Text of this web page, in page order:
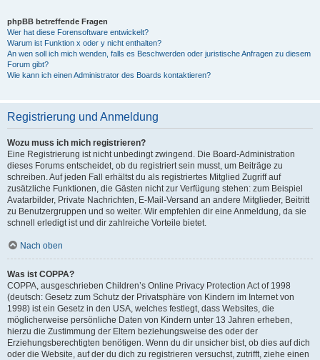
phpBB betreffende Fragen
Wer hat diese Forensoftware entwickelt?
Warum ist Funktion x oder y nicht enthalten?
An wen soll ich mich wenden, falls es Beschwerden oder juristische Anfragen zu diesem
Forum gibt?
Wie kann ich einen Administrator des Boards kontaktieren?
Registrierung und Anmeldung
Wozu muss ich mich registrieren?
Eine Registrierung ist nicht unbedingt zwingend. Die Board-Administration
dieses Forums entscheidet, ob du registriert sein musst, um Beiträge zu
schreiben. Auf jeden Fall erhältst du als registriertes Mitglied Zugriff auf
zusätzliche Funktionen, die Gästen nicht zur Verfügung stehen: zum Beispiel
Avatarbilder, Private Nachrichten, E-Mail-Versand an andere Mitglieder, Beitritt
zu Benutzergruppen und so weiter. Wir empfehlen dir eine Anmeldung, da sie
schnell erledigt ist und dir zahlreiche Vorteile bietet.
Nach oben
Was ist COPPA?
COPPA, ausgeschrieben Children’s Online Privacy Protection Act of 1998
(deutsch: Gesetz zum Schutz der Privatsphäre von Kindern im Internet von
1998) ist ein Gesetz in den USA, welches festlegt, dass Websites, die
möglicherweise persönliche Daten von Kindern unter 13 Jahren erheben,
hierzu die Zustimmung der Eltern beziehungsweise des oder der
Erziehungsberechtigten benötigen. Wenn du dir unsicher bist, ob dies auf dich
oder die Website, auf der du dich zu registrieren versuchst, zutrifft, ziehe einen